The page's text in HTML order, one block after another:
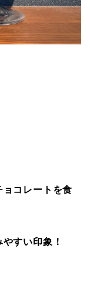
コレートを食
すい印象！